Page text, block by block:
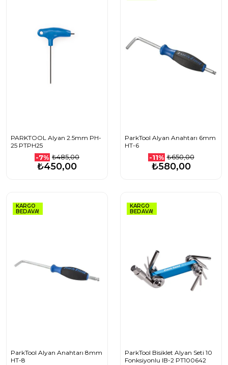
PARKTOOL Alyan 2.5mm PH-
25 PTPH25
-7% ₺485,00
₺450,00
ParkTool Alyan Anahtarı 6mm
HT-6
-11% ₺650,00
₺580,00
KARGO
BEDAVA!
ParkTool Alyan Anahtarı 8mm
HT-8
KARGO
BEDAVA!
ParkTool Bisiklet Alyan Seti 10
Fonksiyonlu IB-2 PT100642